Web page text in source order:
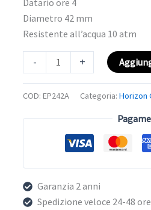
Diametro 42 mm
Resistente all’acqua 10 atm
- +
COD:EP242A Categoria:Horizon
Garanzia 2 anni
Spedizione veloce 24-48 ore